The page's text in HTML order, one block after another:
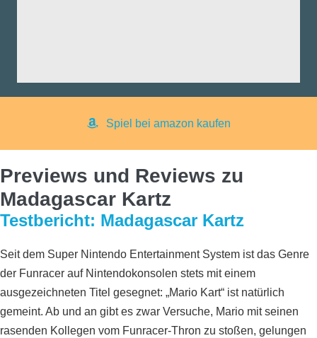
Spiel bei amazon kaufen
Previews und Reviews zu
Madagascar Kartz
Testbericht: Madagascar Kartz
Seit dem Super Nintendo Entertainment System ist das Genre
der Funracer auf Nintendokonsolen stets mit einem
ausgezeichneten Titel gesegnet: „Mario Kart“ ist natürlich
gemeint. Ab und an gibt es zwar Versuche, Mario mit seinen
rasenden Kollegen vom Funracer-Thron zu stoßen, gelungen